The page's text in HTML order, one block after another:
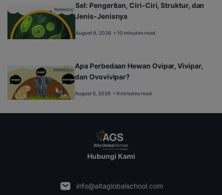
Sel: Pengertian, Ciri-Ciri, Struktur, dan
Jenis-Jenisnya
August 6, 2026 • 10 minutes read
Apa Perbedaan Hewan Ovipar, Vivipar,
dan Ovovivipar?
August 5, 2026 • 6 minutes read
Hubungi Kami
info@altaglobalschool.com